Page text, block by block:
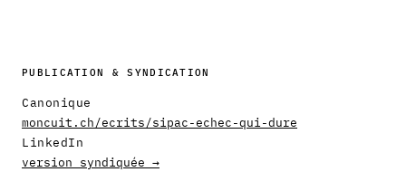
PUBLICATION & SYNDICATION
Canonique
moncuit.ch/ecrits/sipac-echec-qui-dure
LinkedIn
version syndiquée →